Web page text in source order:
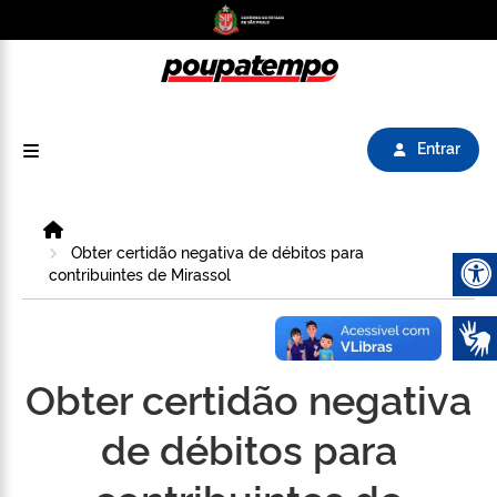
Entrar
Obter certidão negativa de débitos para
contribuintes de Mirassol
Obter certidão negativa
de débitos para